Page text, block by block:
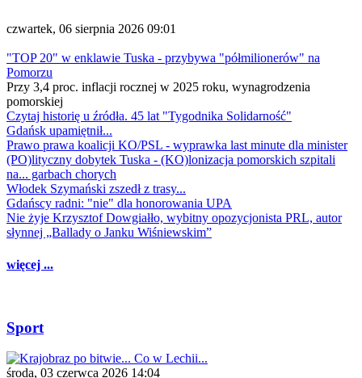
czwartek, 06 sierpnia 2026 09:01
"TOP 20" w enklawie Tuska - przybywa "półmilionerów" na
Pomorzu
Przy 3,4 proc. inflacji rocznej w 2025 roku, wynagrodzenia
pomorskiej
Czytaj historię u źródła. 45 lat "Tygodnika Solidarność"
Gdańsk upamiętnił...
Prawo prawa koalicji KO/PSL - wyprawka last minute dla minister
(PO)lityczny dobytek Tuska - (KO)lonizacja pomorskich szpitali
na... garbach chorych
Włodek Szymański zszedł z trasy...
Gdańscy radni: "nie" dla honorowania UPA
Nie żyje Krzysztof Dowgiałło, wybitny opozycjonista PRL, autor
słynnej „Ballady o Janku Wiśniewskim”
więcej ...
Sport
środa, 03 czerwca 2026 14:04